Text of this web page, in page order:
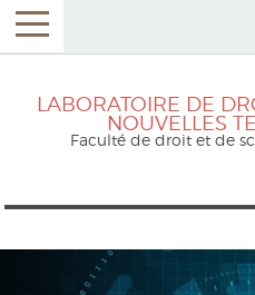
LABORATOIRE DE
NOUVELLES
Faculté de droit et de